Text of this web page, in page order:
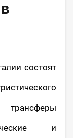
состоят
и